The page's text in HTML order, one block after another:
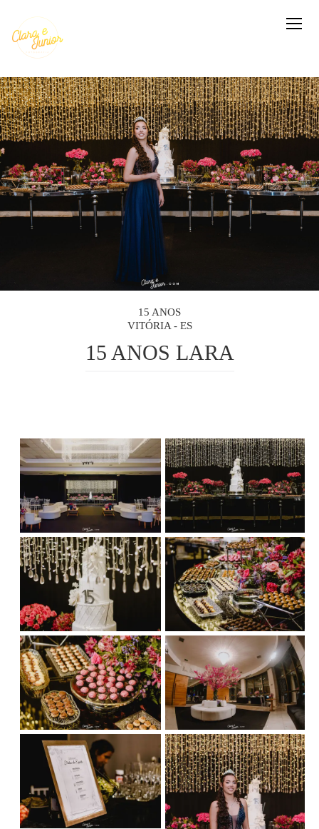
15 ANOS
VITÓRIA - ES
15 ANOS LARA